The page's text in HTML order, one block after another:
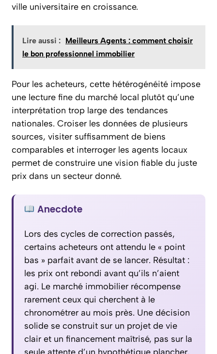
ville universitaire en croissance.
Lire aussi : Meilleurs Agents : comment choisir
le bon professionnel immobilier
Pour les acheteurs, cette hétérogénéité impose
une lecture fine du marché local plutôt qu’une
interprétation trop large des tendances
nationales. Croiser les données de plusieurs
sources, visiter suffisamment de biens
comparables et interroger les agents locaux
permet de construire une vision fiable du juste
prix dans un secteur donné.
Anecdote
Lors des cycles de correction passés,
certains acheteurs ont attendu le « point
bas » parfait avant de se lancer. Résultat :
les prix ont rebondi avant qu’ils n’aient
agi. Le marché immobilier récompense
rarement ceux qui cherchent à le
chronométrer au mois près. Une décision
solide se construit sur un projet de vie
clair et un financement maîtrisé, pas sur la